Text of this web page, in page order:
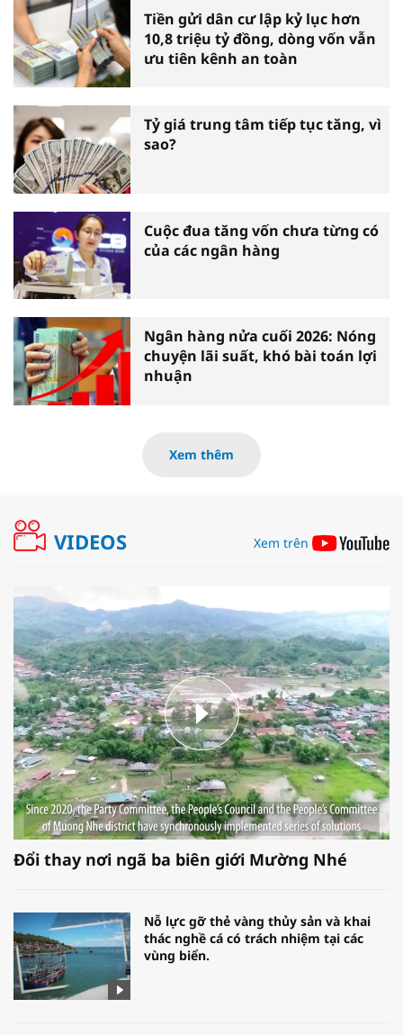
Tiền gửi dân cư lập kỷ lục hơn
10,8 triệu tỷ đồng, dòng vốn vẫn
ưu tiên kênh an toàn
Tỷ giá trung tâm tiếp tục tăng, vì
sao?
Cuộc đua tăng vốn chưa từng có
của các ngân hàng
Ngân hàng nửa cuối 2026: Nóng
chuyện lãi suất, khó bài toán lợi
nhuận
Xem thêm
VIDEOS Xem trên
Đổi thay nơi ngã ba biên giới Mường Nhé
Nỗ lực gỡ thẻ vàng thủy sản và khai
thác nghề cá có trách nhiệm tại các
vùng biển.